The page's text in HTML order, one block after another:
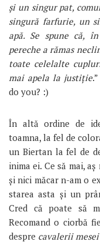
și un singur pat,
singură farfurie, un
apă. Se spune că,
pereche a rămas
toate celelalte
mai apela la justiție
do you? :)
În altă ordine de
toamna, la fel de
un Biertan la fel de
inima ei. Ce să mai,
și nici măcar n-am o
starea asta și un
Cred că poate să
Recomand o ciorbă
despre cavalerii